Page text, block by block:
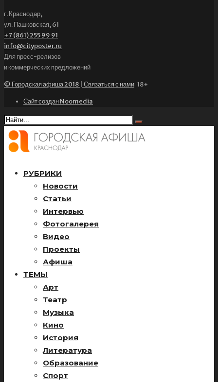
г. Краснодар,
ул. Пашковская, 61
+7 (861) 255 99 91
info@cityposter.ru
Для пресс-релизов
и коммерческих предложений
© Городская афиша 2018 | Связаться с нами 18+
Сайт создан Noomedia
РУБРИКИ
Новости
Статьи
Интервью
Фотогалерея
Видео
Проекты
Афиша
ТЕМЫ
Арт
Театр
Музыка
Кино
История
Литература
Образование
Спорт